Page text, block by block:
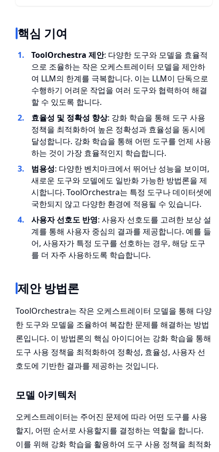
핵심 기여
ToolOrchestra 제안: 다양한 도구와 모델을 효율적
으로 조율하는 작은 오케스트레이터 모델을 제안하
여 LLM의 한계를 극복합니다. 이는 LLM이 단독으로
수행하기 어려운 작업을 여러 도구와 협력하여 해결
할 수 있도록 합니다.
효율성 및 정확성 향상: 강화 학습을 통해 도구 사용
정책을 최적화하여 높은 정확성과 효율성을 동시에
달성합니다. 강화 학습을 통해 어떤 도구를 언제 사용
하는 것이 가장 효율적인지 학습합니다.
범용성: 다양한 벤치마크에서 뛰어난 성능을 보이며,
새로운 도구와 모델에도 일반화 가능한 방법론을 제
시합니다. ToolOrchestra는 특정 도구나 데이터셋에
국한되지 않고 다양한 환경에 적용될 수 있습니다.
사용자 선호도 반영: 사용자 선호도를 고려한 보상 설
계를 통해 사용자 중심의 결과를 제공합니다. 예를 들
어, 사용자가 특정 도구를 선호하는 경우, 해당 도구
를 더 자주 사용하도록 학습합니다.
제안 방법론
ToolOrchestra는 작은 오케스트레이터 모델을 통해 다양
한 도구와 모델을 조율하여 복잡한 문제를 해결하는 방법
론입니다. 이 방법론의 핵심 아이디어는 강화 학습을 통해
도구 사용 정책을 최적화하여 정확성, 효율성, 사용자 선
호도에 기반한 결과를 제공하는 것입니다.
모델 아키텍처
오케스트레이터는 주어진 문제에 따라 어떤 도구를 사용
할지, 어떤 순서로 사용할지를 결정하는 역할을 합니다.
이를 위해 강화 학습을 활용하여 도구 사용 정책을 최적화